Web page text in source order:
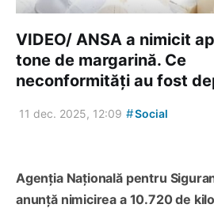
VIDEO/ ANSA a nimicit
tone de margarină. Ce
neconformități au fost
11 dec. 2025, 12:09 #Social
Agenția Națională pentru
anunță nimicirea a 10.720 de